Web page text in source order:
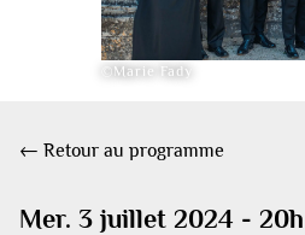
©Marie Fady
← Retour au programme
Mer. 3 juillet 2024 - 20h